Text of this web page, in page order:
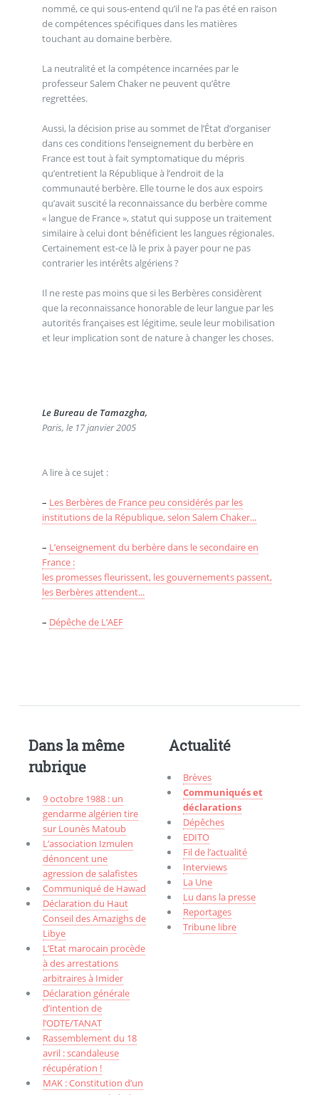
nommé, ce qui sous-entend qu’il ne l’a pas été en raison
de compétences spécifiques dans les matières
touchant au domaine berbère.
La neutralité et la compétence incarnées par le
professeur Salem Chaker ne peuvent qu’être
regrettées.
Aussi, la décision prise au sommet de l’État d’organiser
dans ces conditions l’enseignement du berbère en
France est tout à fait symptomatique du mépris
qu’entretient la République à l’endroit de la
communauté berbère. Elle tourne le dos aux espoirs
qu’avait suscité la reconnaissance du berbère comme
« langue de France », statut qui suppose un traitement
similaire à celui dont bénéficient les langues régionales.
Certainement est-ce là le prix à payer pour ne pas
contrarier les intérêts algériens ?
Il ne reste pas moins que si les Berbères considèrent
que la reconnaissance honorable de leur langue par les
autorités françaises est légitime, seule leur mobilisation
et leur implication sont de nature à changer les choses.
Le Bureau de Tamazgha,
Paris, le 17 janvier 2005
A lire à ce sujet :
– Les Berbères de France peu considérés par les
institutions de la République, selon Salem Chaker...
– L’enseignement du berbère dans le secondaire en
France :
les promesses fleurissent, les gouvernements passent,
les Berbères attendent...
– Dépêche de L’AEF
Dans la même
rubrique
9 octobre 1988 : un
gendarme algérien tire
sur Lounès Matoub
L’association Izmulen
dénoncent une
agression de salafistes
Communiqué de Hawad
Déclaration du Haut
Conseil des Amazighs de
Libye
L’Etat marocain procède
à des arrestations
arbitraires à Imider
Déclaration générale
d’intention de
l’ODTE/TANAT
Rassemblement du 18
avril : scandaleuse
récupération !
MAK : Constitution d’un
Actualité
Brèves
Communiqués et
déclarations
Dépêches
EDITO
Fil de l’actualité
Interviews
La Une
Lu dans la presse
Reportages
Tribune libre